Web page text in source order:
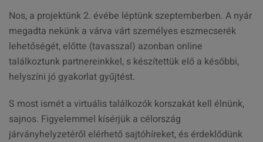
Nos, a projektünk 2. évébe léptünk szeptemberben. A nyár
megadta nekünk a várva várt személyes eszmecserék
lehetőségét, előtte (tavasszal) azonban online
találkoztunk partnereinkkel, s készítettük elő a későbbi,
helyszíni jó gyakorlat gyűjtést.
S most ismét a virtuális találkozók korszakát kell élnünk,
sajnos. Figyelemmel kísérjük a célország
járványhelyzetéről elérhető sajtóhíreket, és érdeklődünk